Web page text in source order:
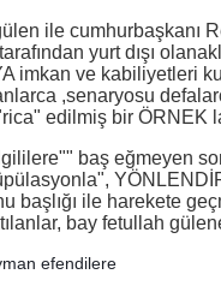
ile cumhurbaşkanı
yurt dışı
imkan ve kabiliyetleri
,senaryosu
edilmiş bir
baş eğmeyen
başlığı ile harekete
bay fetullah
efendilere